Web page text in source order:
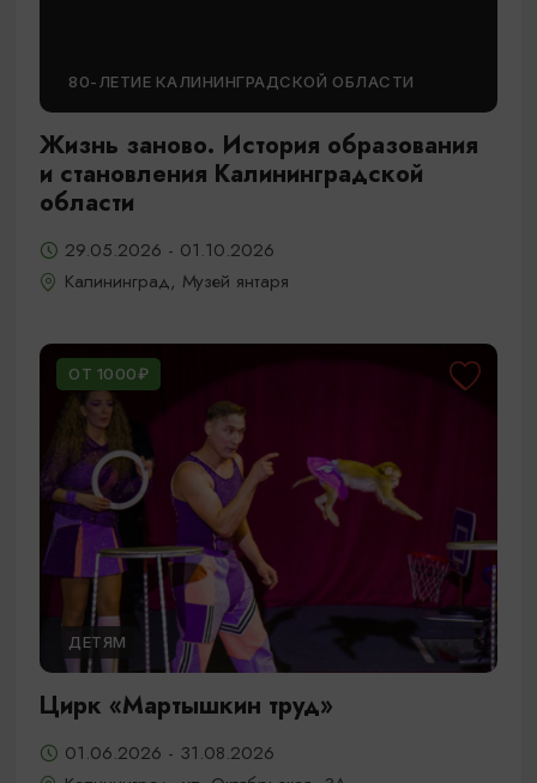
80-ЛЕТИЕ КАЛИНИНГРАДСКОЙ ОБЛАСТИ
Жизнь заново. История образования
и становления Калининградской
области
29.05.2026 - 01.10.2026
Калининград, Музей янтаря
ОТ 1000₽
ДЕТЯМ
Цирк «Мартышкин труд»
01.06.2026 - 31.08.2026